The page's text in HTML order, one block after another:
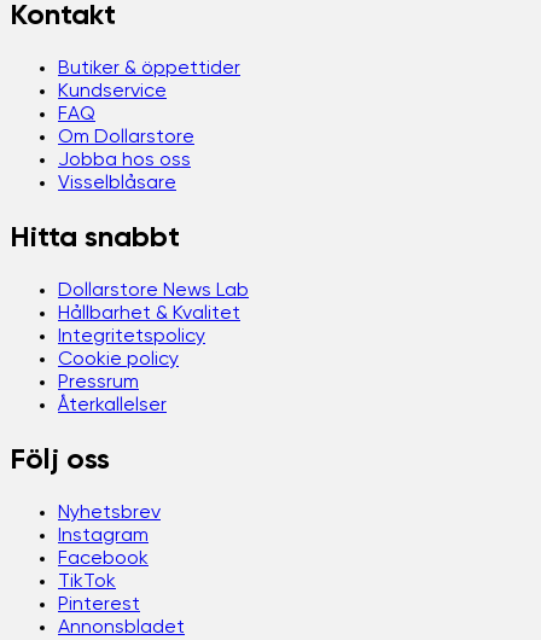
Kontakt
Butiker & öppettider
Kundservice
FAQ
Om Dollarstore
Jobba hos oss
Visselblåsare
Hitta snabbt
Dollarstore News Lab
Hållbarhet & Kvalitet
Integritetspolicy
Cookie policy
Pressrum
Återkallelser
Följ oss
Nyhetsbrev
Instagram
Facebook
TikTok
Pinterest
Annonsbladet